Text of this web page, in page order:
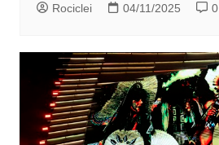
Rociclei 04/11/2025 0